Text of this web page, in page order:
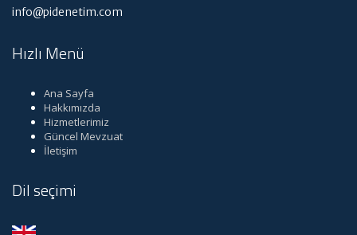
info@pidenetim.com
Hızlı Menü
Ana Sayfa
Hakkımızda
Hizmetlerimiz
Güncel Mevzuat
İletişim
Dil seçimi